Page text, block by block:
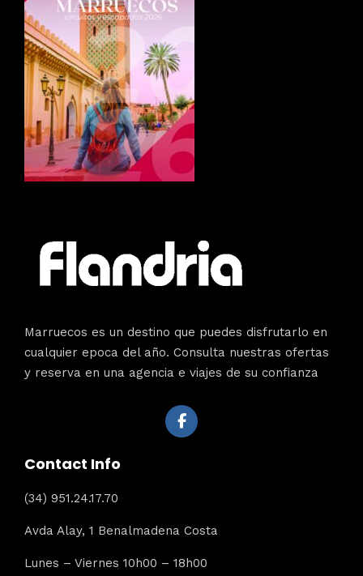
Marruecos es un destino que puedes disfrutarlo en
cualquier epoca del año. Consulta nuestras ofertas
y reserva en una agencia e viajes de su confianza
Contact Info
(34) 951.24.17.70
Avda Alay, 1 Benalmadena Costa
Lunes – Viernes 10h00 – 18h00